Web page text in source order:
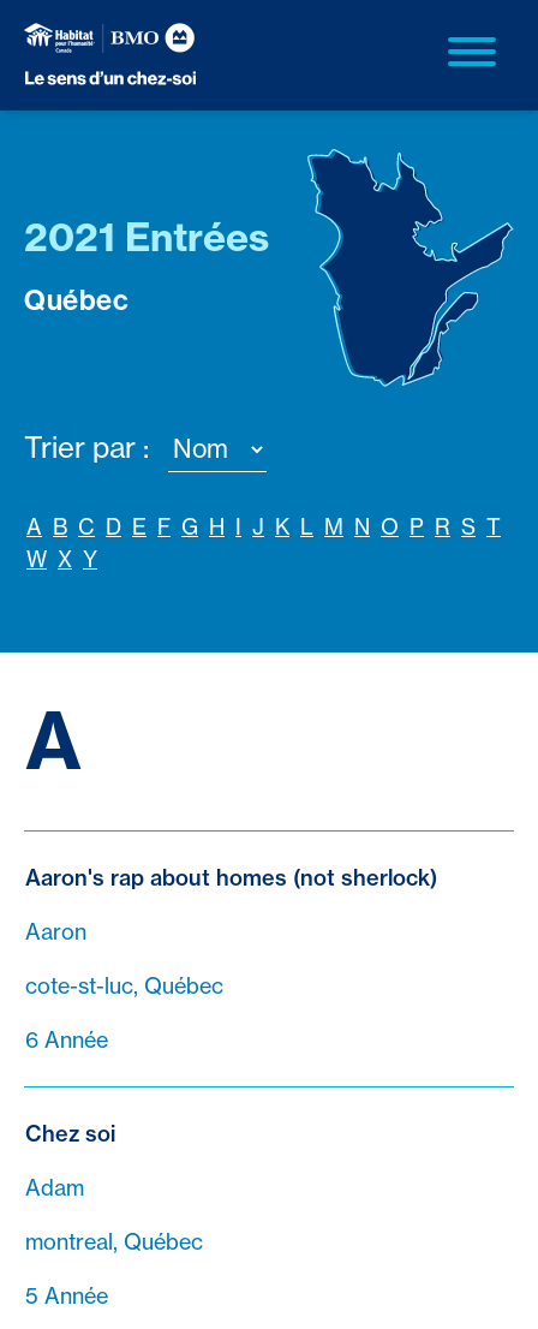
2021 Entrées
Québec
Trier par :
A B C D E F G H I J K L M N O P R S T
W X Y
A
Aaron's rap about homes (not sherlock)
Aaron
cote-st-luc, Québec
6 Année
Chez soi
Adam
montreal, Québec
5 Année